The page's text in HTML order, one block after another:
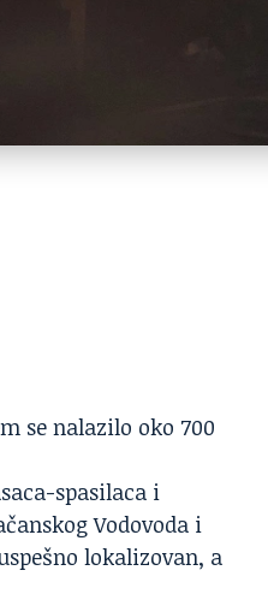
se nalazilo oko 700
spasilaca i
Vodovoda i
lokalizovan, a